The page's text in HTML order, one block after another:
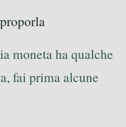
moneta ha qualche
fai prima alcune